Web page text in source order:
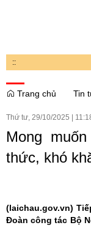
::
Trang chủ
Tin
Thứ tư, 29/10/2025
Mong
thức, khó
(laichau.gov.vn)
Đoàn công tác Bộ